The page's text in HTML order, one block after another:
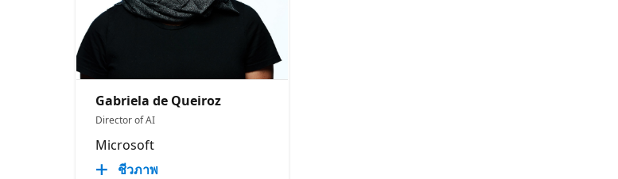
Gabriela de Queiroz
Director of AI
Microsoft
ชีวภาพ